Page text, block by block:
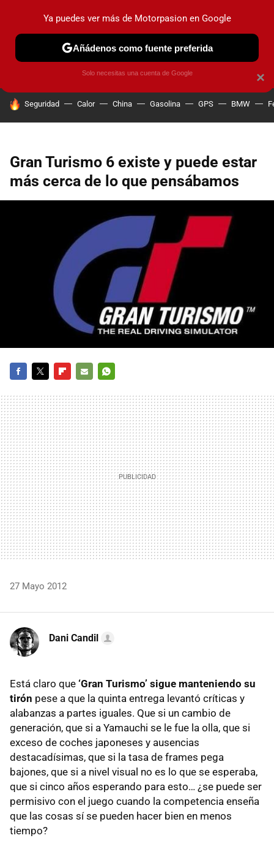
PRUEBAS COCHES ELÉCTRICOS OBSERVATORIO
HOY SE HABLA DE
Seguridad Calor China Gasolina GPS BMW
Gran Turismo 6 existe y puede estar
más cerca de lo que pensábamos
MAIL
27 Mayo 2012
Dani Candil
Está claro que ‘Gran Turismo’ sigue manteniendo su
tirón pese a que la quinta entrega levantó críticas y
alabanzas a partes iguales. Que si un cambio de
generación, que si a Yamauchi se le fue la olla, que si
exceso de coches japoneses y ausencias
destacadísimas, que si la tasa de frames pega
bajones, que si a nivel visual no es lo que se esperaba,
que si cinco años esperando para esto… ¿se puede ser
permisivo con el juego cuando la competencia enseña
que las cosas sí se pueden hacer bien en menos
tiempo?
×
Ya puedes ver más de Motorpasion en Google
Añádenos como fuente preferida
Solo necesitas una cuenta de Google